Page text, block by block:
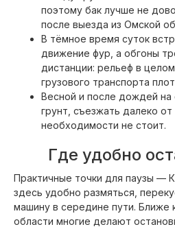
поэтому бак лучше не
после выезда из Омской
В тёмное время суток
движение фур, а обгоны
дистанции: рельеф в
грузового транспорта
Весной и после дождей на
грунт, съезжать далеко
необходимости не стоит.
Где удобно
Практичные точки для паузы —
здесь удобно размяться,
машину в середине пути. Ближе
области многие делают